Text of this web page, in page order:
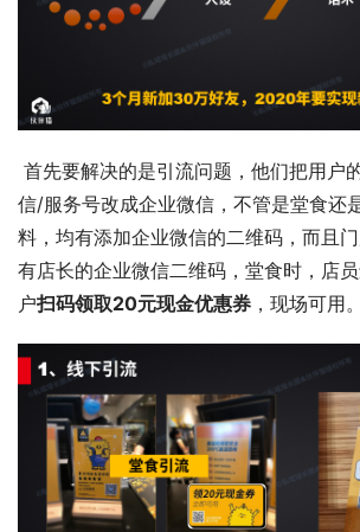
信/服务号改成企业微信，不管是堂食还
料，均有添加企业微信的二维码，而且
有店长的企业微信二维码，堂食时，店
户扫码领取20元现金优惠券 ，现场可用。